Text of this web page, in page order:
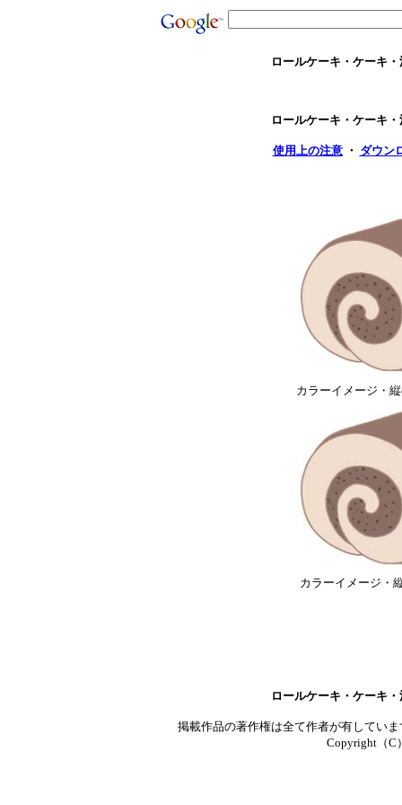
ロールケーキ・ケーキ
ロールケーキ・ケーキ
使用上の注意・ ダウン
カラーイメージ・
カラーイメージ・
ロールケーキ・ケーキ
掲載作品の著作権は全て作者が有してい
Copyright（C